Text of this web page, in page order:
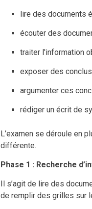
lire des documents
écouter des
traiter l'information
exposer des
argumenter ces
rédiger un écrit de
L’examen se déroule en
différente.
Phase 1 : Recherche
Il s’agit de lire des
de remplir des grilles sur